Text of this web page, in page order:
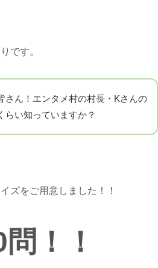
です。
さん！エンタメ村の村長・Kさんの
らい知っていますか？
ズをご用意しました！！
！！